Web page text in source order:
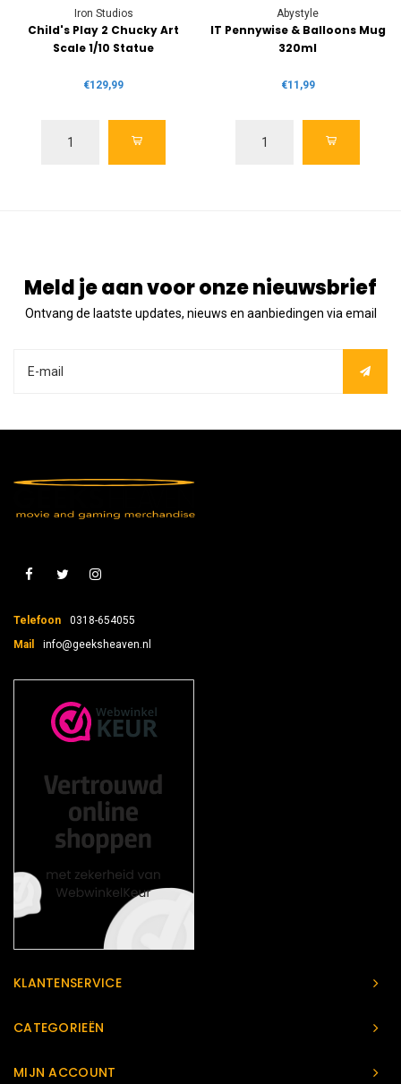
Iron Studios
Child's Play 2 Chucky Art
Scale 1/10 Statue
€129,99
Abystyle
IT Pennywise & Balloons Mug
320ml
€11,99
Meld je aan voor onze nieuwsbrief
Ontvang de laatste updates, nieuws en aanbiedingen via email
Telefoon
0318-654055
Mail
info@geeksheaven.nl
KLANTENSERVICE
CATEGORIEËN
MIJN ACCOUNT